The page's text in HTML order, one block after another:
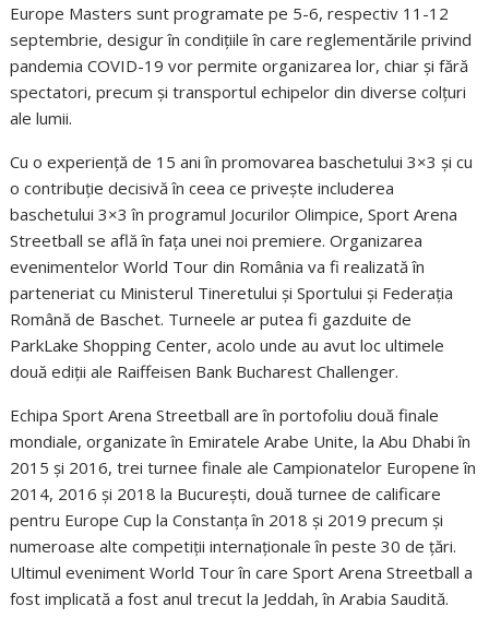
Europe Masters sunt programate pe 5-6, respectiv 11-12
septembrie, desigur în condițiile în care reglementările privind
pandemia COVID-19 vor permite organizarea lor, chiar și fără
spectatori, precum și transportul echipelor din diverse colțuri
ale lumii.
Cu o experiență de 15 ani în promovarea baschetului 3×3 și cu
o contribuție decisivă în ceea ce privește includerea
baschetului 3×3 în programul Jocurilor Olimpice, Sport Arena
Streetball se află în fața unei noi premiere. Organizarea
evenimentelor World Tour din România va fi realizată în
parteneriat cu Ministerul Tineretului și Sportului și Federația
Română de Baschet. Turneele ar putea fi gazduite de
ParkLake Shopping Center, acolo unde au avut loc ultimele
două ediții ale Raiffeisen Bank Bucharest Challenger.
Echipa Sport Arena Streetball are în portofoliu două finale
mondiale, organizate în Emiratele Arabe Unite, la Abu Dhabi în
2015 și 2016, trei turnee finale ale Campionatelor Europene în
2014, 2016 și 2018 la București, două turnee de calificare
pentru Europe Cup la Constanța în 2018 și 2019 precum și
numeroase alte competiții internaționale în peste 30 de țări.
Ultimul eveniment World Tour în care Sport Arena Streetball a
fost implicată a fost anul trecut la Jeddah, în Arabia Saudită.